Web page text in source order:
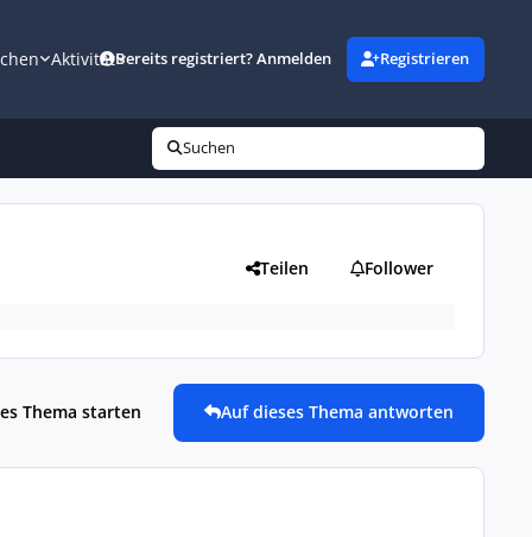
AktivitätBereits registriert? Anmelden Registrieren
Suchen
Teilen Follower
Thema starten Auf dieses Thema antworten